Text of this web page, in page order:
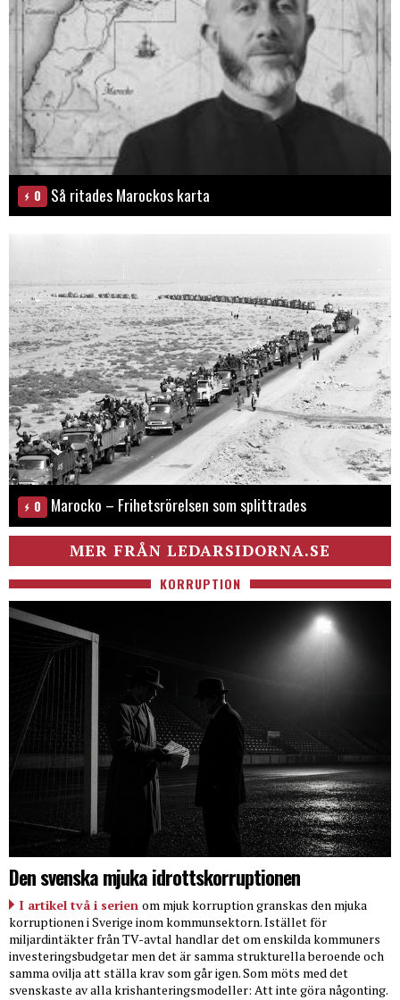
0 Så ritades Marockos karta
0 Marocko – Frihetsrörelsen som splittrades
MER FRÅN LEDARSIDORNA.SE
KORRUPTION
Den svenska mjuka idrottskorruptionen
I artikel två i serien om mjuk korruption granskas den mjuka
korruptionen i Sverige inom kommunsektorn. Istället för
miljardintäkter från TV-avtal handlar det om enskilda kommuners
investeringsbudgetar men det är samma strukturella beroende och
samma ovilja att ställa krav som går igen. Som möts med det
svenskaste av alla krishanteringsmodeller: Att inte göra någonting.